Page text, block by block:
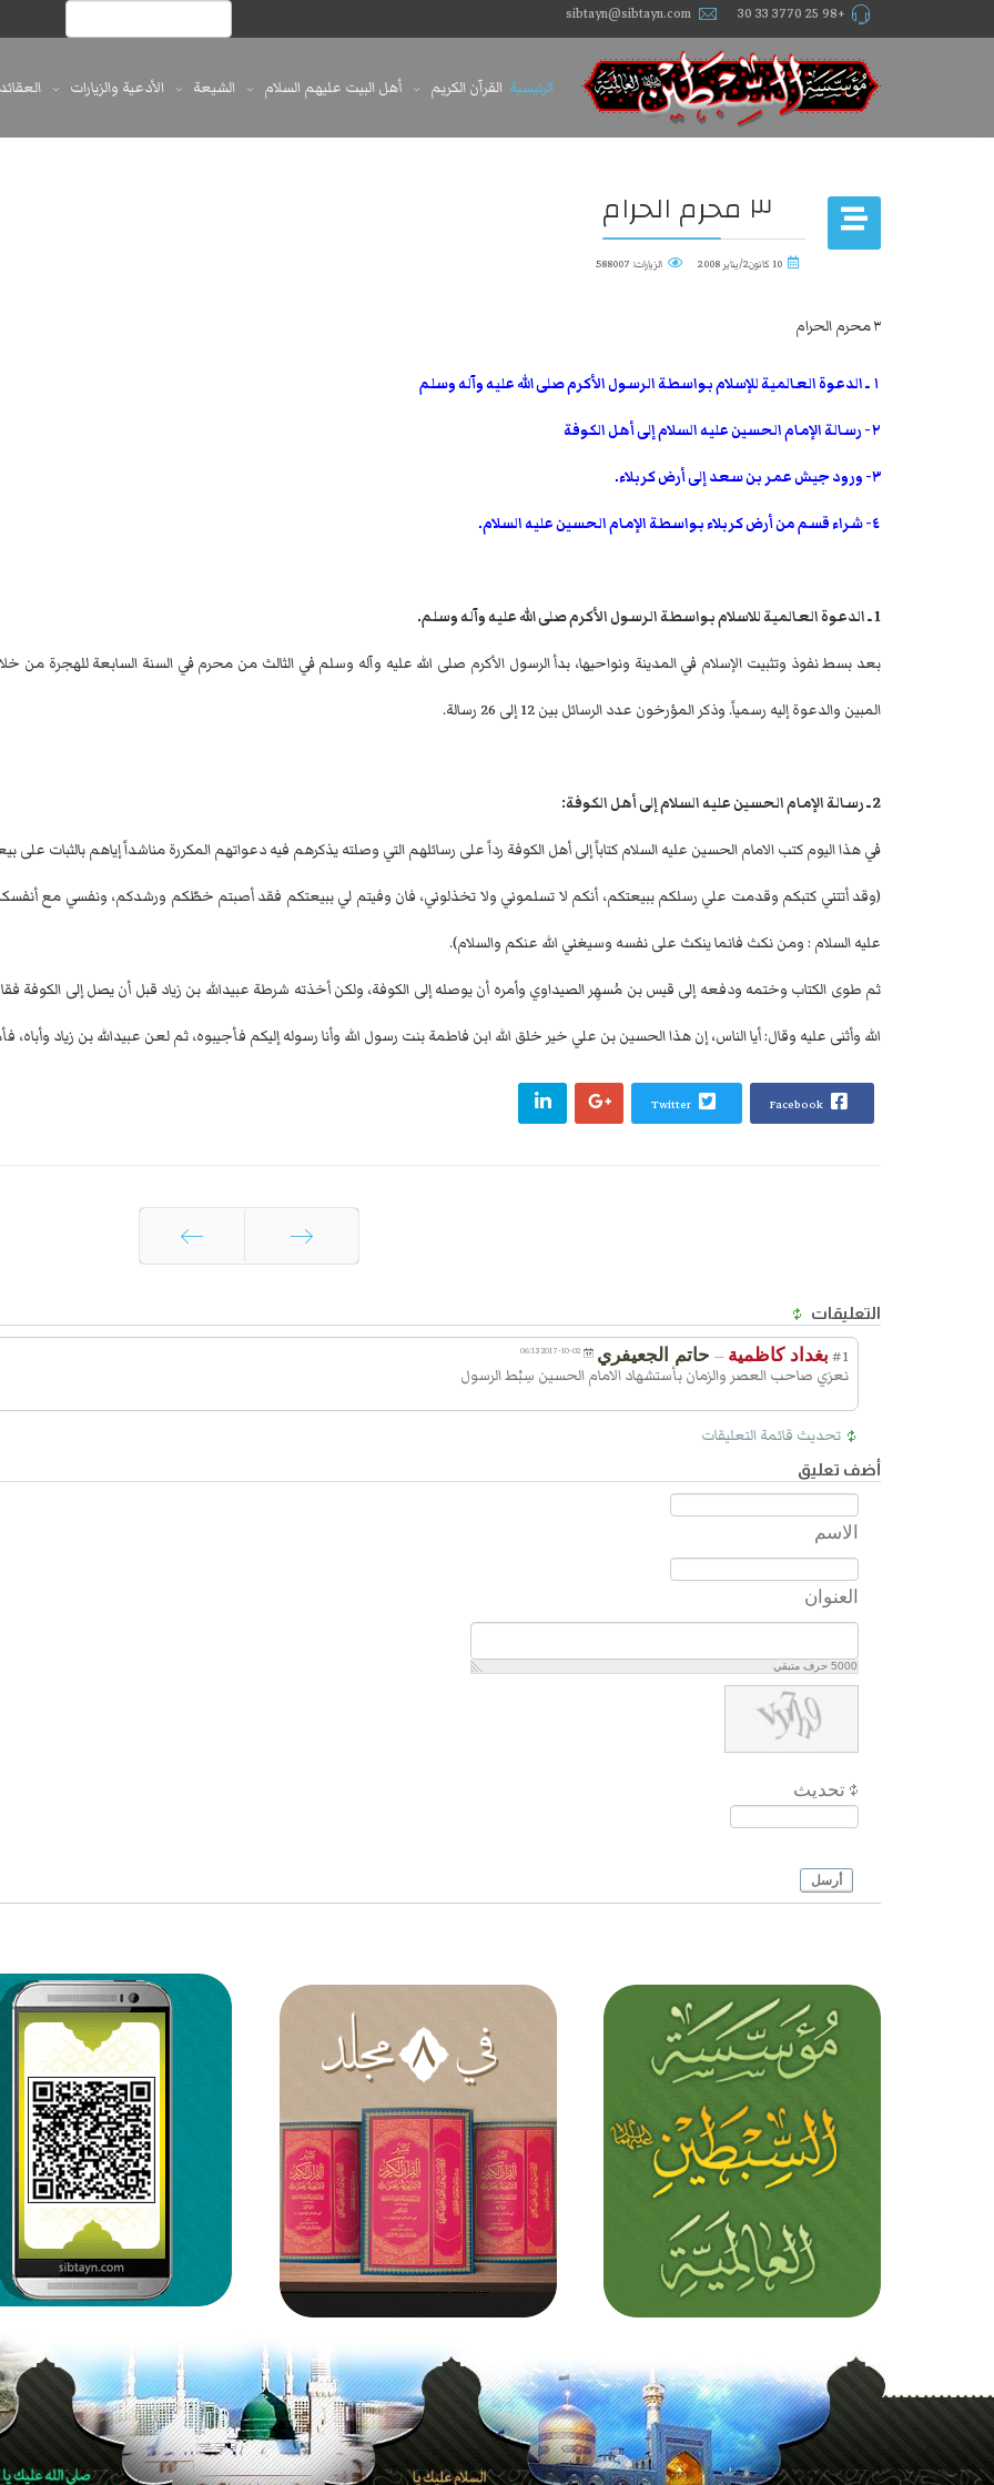
+98 25 3770 33 30
sibtayn@sibtayn.com
الرئيسية القرآن الكريم أهل البيت عليهم السلام الشيعة الأدعية والزيارات العقائد
٣ محرم الحرام
10 كانون2/يناير 2008 الزيارات: 588007
٣ محرم الحرام
١ ـ الدعوة العالمية للإسلام بواسطة الرسول الأكرم صلى الله عليه وآله وسلم
٢- رسالة الإمام الحسين عليه السلام إلى أهل الكوفة
٣- ورود جيش عمر بن سعد إلى أرض كربلاء.
٤- شراء قسم من أرض كربلاء بواسطة الإمام الحسين عليه السلام.
1 ـ الدعوة العالمية للاسلام بواسطة الرسول الأكرم صلى الله عليه وآله وسلم.
بعد بسط نفوذ وتثبيت الإسلام في المدينة ونواحيها، بدأ الرسول الأكرم صلى الله عليه وآله وسلم في الثالث من محرم في السنة السابعة للهجرة من
المبين والدعوة إليه رسمياً. وذكر المؤرخون عدد الرسائل بين 12 إلى 26 رسالة.
2 ـ رسالة الإمام الحسين عليه السلام إلى أهل الكوفة:
في هذا اليوم كتب الامام الحسين عليه السلام كتاباً إلى أهل الكوفة رداً على رسائلهم التي وصلته يذكرهم فيه دعواتهم المكررة مناشداً إياهم بالثبات على
(وقد أتتني كتبكم وقدمت علي رسلكم ببيعتكم، أنكم لا تسلموني ولا تخذلوني، فان وفيتم لي ببيعتكم فقد أصبتم خطّكم ورشدكم، ونفسي مع
عليه السلام : ومن نكث فانما ينكث على نفسه وسيغني الله عنكم والسلام).
ثم طوى الكتاب وختمه ودفعه إلى قيس بن مُسهِر الصيداوي وأمره أن يوصله إلى الكوفة، ولكن أخذته شرطة عبيدالله بن زياد قبل أن يصل إلى
الله وأثنى عليه وقال: أيا الناس، إن هذا الحسين بن علي خير خلق الله ابن فاطمة بنت رسول الله وأنا رسوله إليكم فأجيبوه، ثم لعن عبيدالله بن زياد
التعليقات
#1 بغداد كاظمية — حاتم الجعيفري 2017-10-02 06:13
نعزي صاحب العصر والزمان بأستشهاد الامام الحسين سِبْط الرسول
تحديث قائمة التعليقات
أضف تعليق
الاسم
العنوان
5000 حرف متبقي
تحديث
أرسل